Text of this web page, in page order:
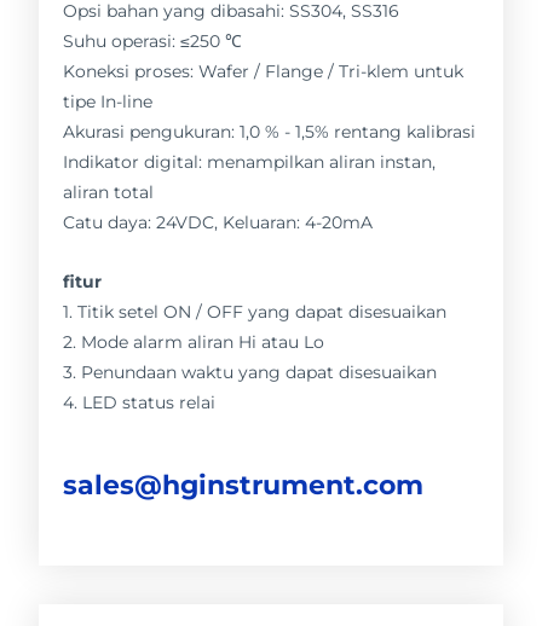
Opsi bahan yang dibasahi: SS304, SS316
Suhu operasi: ≤250 ℃
Koneksi proses: Wafer / Flange / Tri-klem untuk
tipe In-line
Akurasi pengukuran: 1,0 % - 1,5% rentang kalibrasi
Indikator digital: menampilkan aliran instan,
aliran total
Catu daya: 24VDC, Keluaran: 4-20mA
fitur
1. Titik setel ON / OFF yang dapat disesuaikan
2. Mode alarm aliran Hi atau Lo
3. Penundaan waktu yang dapat disesuaikan
4. LED status relai
sales@hginstrument.com